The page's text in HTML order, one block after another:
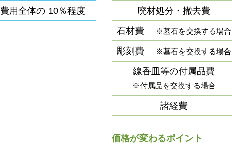
費用全体の 10％程度
廃材処分・撤去費
石材費
※墓石を交換する場合
彫刻費
※墓石を交換する場合
線香皿等の付属品費
※付属品を交換する場合
諸経費
価格が変わるポイント